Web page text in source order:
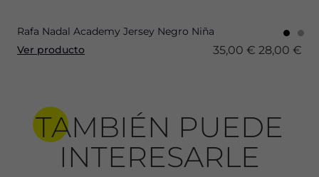
Rafa Nadal Academy Jersey Negro Niña
Ver producto
35,00 € 28,00 €
TAMBIÉN PUEDE
INTERESARLE